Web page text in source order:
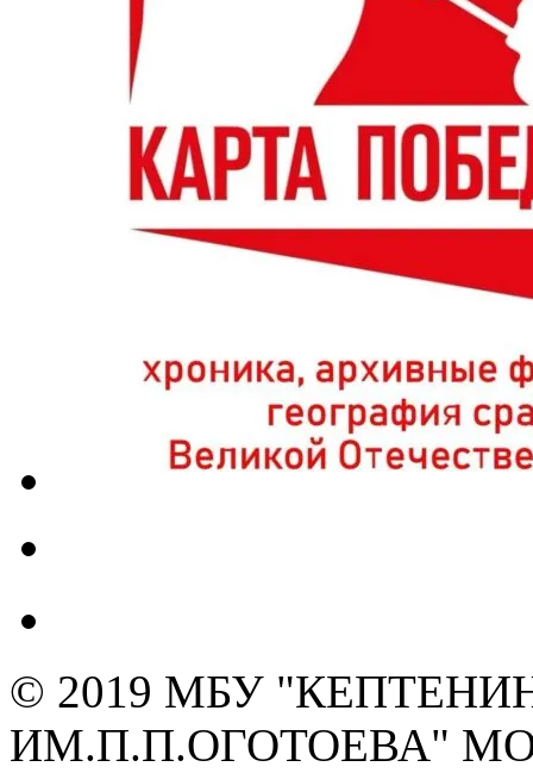
© 2019 МБУ
ИМ.П.П.ОГОТОЕВА"